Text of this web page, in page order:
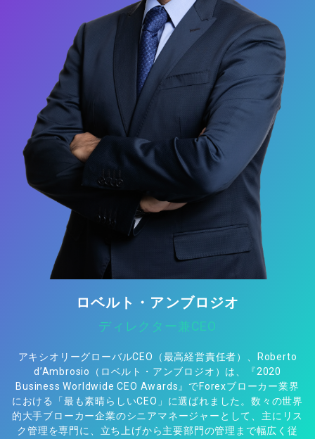
ロベルト・アンブロジオ
ディレクター兼CEO
アキシオリーグローバルCEO（最高経営責任者）、Roberto
d’Ambrosio（ロベルト・アンブロジオ）は、『2020
Business Worldwide CEO Awards』でForexブローカー業界
における「最も素晴らしいCEO」に選ばれました。数々の世界
的大手ブローカー企業のシニアマネージャーとして、主にリス
ク管理を専門に、立ち上げから主要部門の管理まで幅広く従